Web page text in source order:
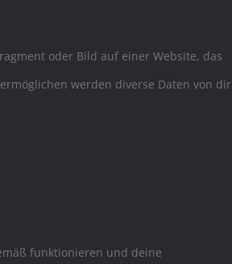
oder Bild auf einer Website, das
werden diverse Daten von dir
funktionieren und deine